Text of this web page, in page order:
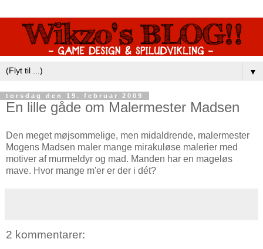
▼
torsdag den 19. februar 2009
En lille gåde om Malermester Madsen
Den meget møjsommelige, men midaldrende, malermester
Mogens Madsen maler mange mirakuløse malerier med
motiver af murmeldyr og mad. Manden har en mageløs
mave. Hvor mange m'er er der i dét?
2 kommentarer: